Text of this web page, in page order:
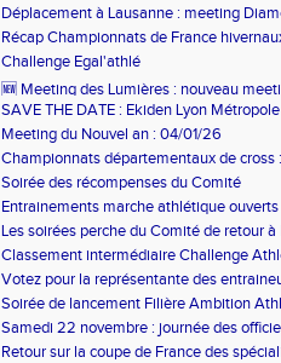
Déplacement à Lausanne : meeting
Olympique
Récap Championnats de France
Challenge Egal'athlé
🆕 Meeting des Lumières : nouveau
SAVE THE DATE : Ekiden Lyon
28/03/26
Meeting du Nouvel an : 04/01/26
Championnats départementaux de cross
Soirée des récompenses du Comité
Entrainements marche athlétique
Les soirées perche du Comité de retour à
Classement intermédiaire Challenge
Votez pour la représentante des
Soirée de lancement Filière Ambition
Samedi 22 novembre : journée des
Retour sur la coupe de France des